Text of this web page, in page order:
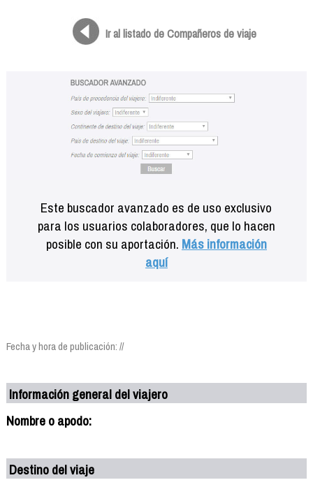
Ir al listado de Compañeros de viaje
Este buscador avanzado es de uso exclusivo
para los usuarios colaboradores, que lo hacen
posible con su aportación. Más información
aquí
Fecha y hora de publicación: //
Información general del viajero
Nombre o apodo:
Destino del viaje